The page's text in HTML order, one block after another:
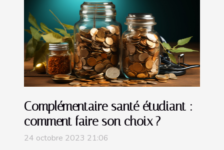
Complémentaire santé étudiant :
comment faire son choix ?
24 octobre 2023 21:06